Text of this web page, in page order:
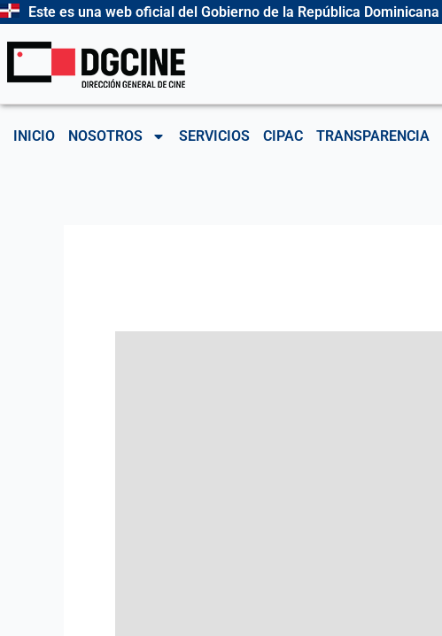
Ir
contenido
Este es una web oficial del Gobierno de la República Dominicana
INICIO NOSOTROS SERVICIOS CIPAC TRANSPARENCIA